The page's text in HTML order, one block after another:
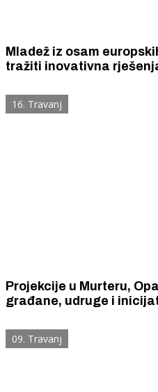
Mladež iz osam
tražiti inovativna
16. Travanj
Projekcije u Murteru,
građane, udruge i
09. Travanj